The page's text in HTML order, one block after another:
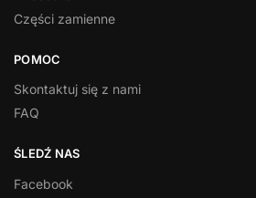
Części zamienne
POMOC
Skontaktuj się z nami
FAQ
ŚLEDŹ NAS
Facebook